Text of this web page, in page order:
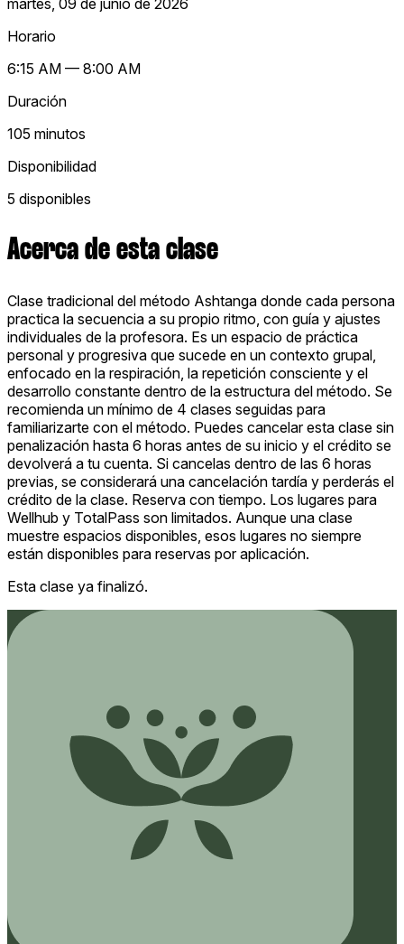
martes, 09 de junio de 2026
Horario
6:15 AM — 8:00 AM
Duración
105 minutos
Disponibilidad
5 disponibles
Acerca de esta clase
Clase tradicional del método Ashtanga donde cada persona
practica la secuencia a su propio ritmo, con guía y ajustes
individuales de la profesora. Es un espacio de práctica
personal y progresiva que sucede en un contexto grupal,
enfocado en la respiración, la repetición consciente y el
desarrollo constante dentro de la estructura del método. Se
recomienda un mínimo de 4 clases seguidas para
familiarizarte con el método. Puedes cancelar esta clase sin
penalización hasta 6 horas antes de su inicio y el crédito se
devolverá a tu cuenta. Si cancelas dentro de las 6 horas
previas, se considerará una cancelación tardía y perderás el
crédito de la clase. Reserva con tiempo. Los lugares para
Wellhub y TotalPass son limitados. Aunque una clase
muestre espacios disponibles, esos lugares no siempre
están disponibles para reservas por aplicación.
Esta clase ya finalizó.